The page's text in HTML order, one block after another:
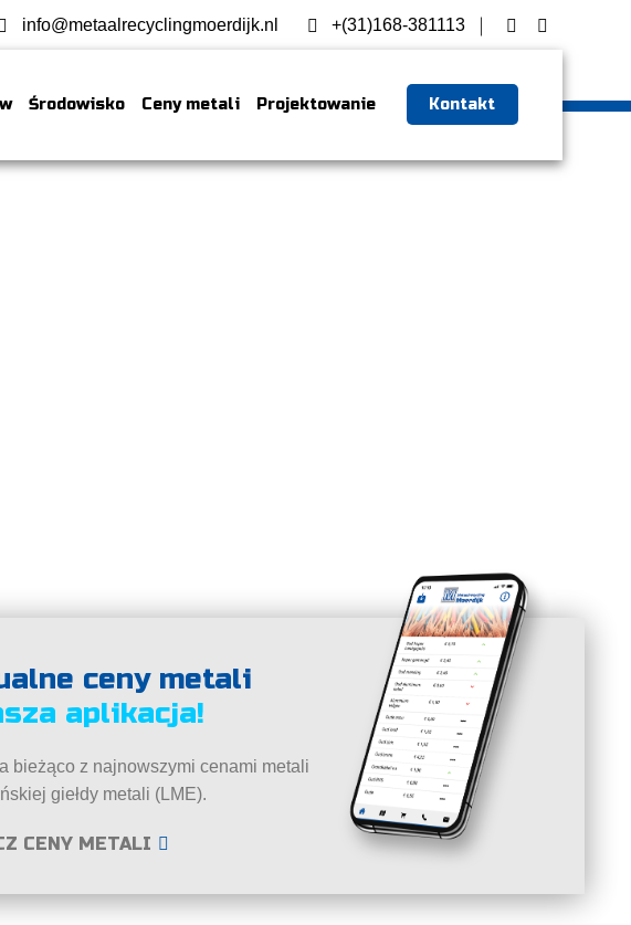
info@metaalrecyclingmoerdijk.nl +(31)168-381113
Środowisko Ceny metali Projektowanie Kontakt
ceny metali
aplikacja!
bieżąco z najnowszymi cenami metali
giełdy metali (LME).
CENY METALI